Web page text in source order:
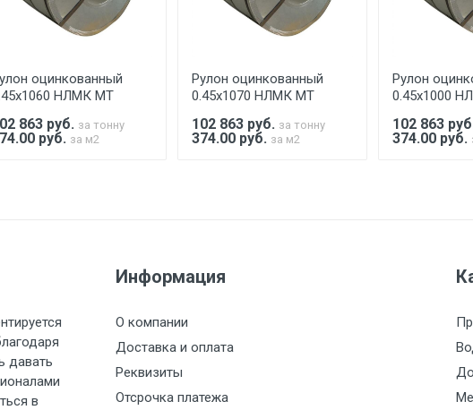
Клиент заранее обязан обеспечить подъезные пути для
2-х часов.
РФ рассчитывается индивидуально.
6500 с НДС 35р./
7500 с НДС 35р./
9000 с НДС 40р./
оцинкованный
НЛМК МТ
863 руб. за тонну
руб. за м2
Рулон оцинкованный
0.45х1070 НЛМК МТ
102 863 руб. за тонну
374.00 руб. за м2
Рулон
0.45х1000
102 863
374.00 руб.
давать
в
Информация
О компании
Доставка и оплата
Реквизиты
Отсрочка платежа